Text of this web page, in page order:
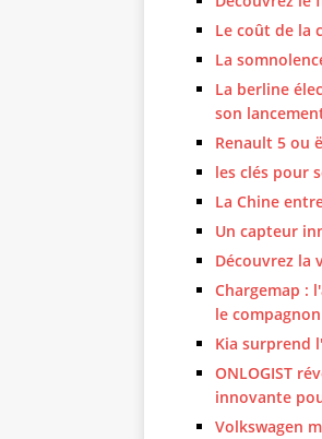
Le coût de la
La
La berline
son
Renault 5 ou
les clés pour
La Chine
Un capteur
Découvrez la
Chargemap :
le
Kia surprend
ONLOGIST
innovante
Volkswagen